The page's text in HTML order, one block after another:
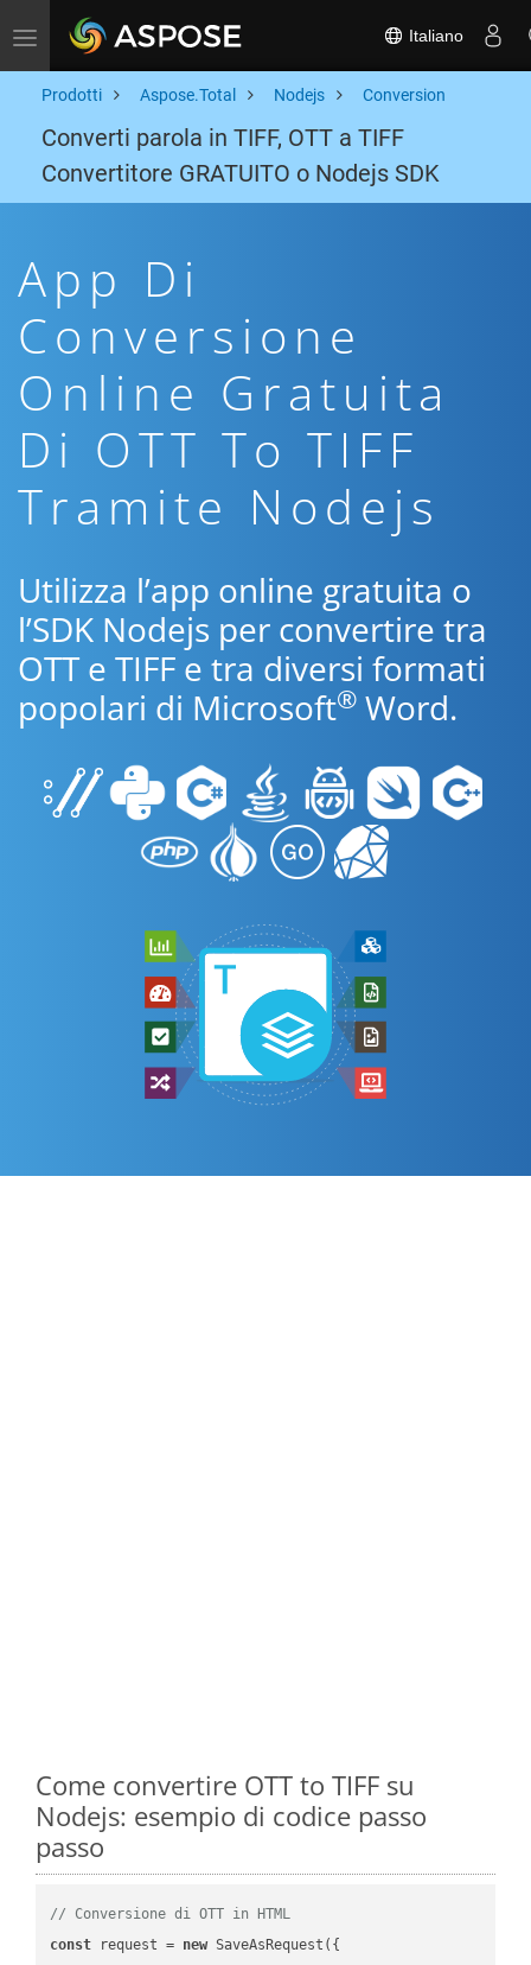
Toggle navigation Italiano
Prodotti Aspose.Total Nodejs Conversion
Converti parola in TIFF, OTT a TIFF
Convertitore GRATUITO o Nodejs SDK
App Di
Conversione
Online Gratuita
Di OTT To TIFF
Tramite Nodejs
Utilizza l’app online gratuita o
l’SDK Nodejs per convertire tra
OTT e TIFF e tra diversi formati
popolari di Microsoft® Word.
Come convertire OTT to TIFF su
Nodejs: esempio di codice passo
passo
// Conversione di OTT in HTML
const request = new SaveAsRequest({